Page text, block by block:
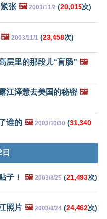
张 🖼️ 2003/11/2 (20,015次)
🖼️ 2003/11/1 (23,458次)
层里的那段儿“盲肠” 🖼️
江泽慧去美国的秘密 🖼️
谁的 🖼️ 2003/10/30 (31,340
子！ 🖼️ 2003/8/25 (21,493次)
照片 🖼️ 2003/8/24 (24,462次)